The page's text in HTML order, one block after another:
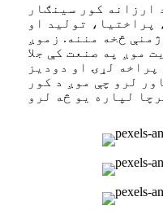
ارزانه کور سینګار
پراختیا، تولید او
څخه مننه. زموږ
موږ په صنعت کې جلا
پراخه لړۍ او دودیز
لرو چې موږ د کور